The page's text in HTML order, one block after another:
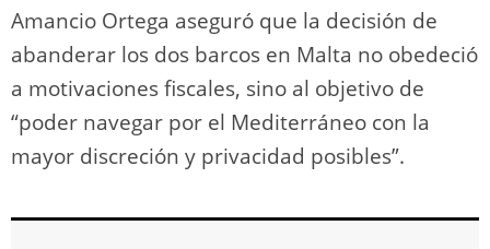
Amancio Ortega aseguró que la decisión de
abanderar los dos barcos en Malta no obedeció
a motivaciones fiscales, sino al objetivo de
“poder navegar por el Mediterráneo con la
mayor discreción y privacidad posibles”.